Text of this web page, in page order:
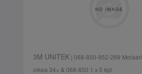
3M UNITEK| 068-850-952-269
oikea 34+ & 068-850 1 x 5 kpl